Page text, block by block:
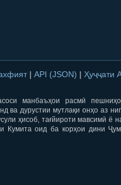
| API (JSON) | Ҳуҷҷати
манбаъҳои расмӣ
ва дурустии мутлақи онҳо аз
ҳисоб, тағйироти мавсимӣ ё
Кумита оид ба корҳои дини